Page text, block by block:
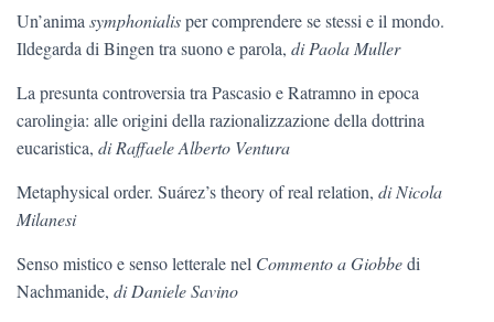
Un’anima symphonialisper comprendere se stessi e il mondo.
Ildegarda di Bingen tra suono e parola, di Paola Muller
La presunta controversia tra Pascasio e Ratramno in epoca
carolingia: alle origini della razionalizzazione della dottrina
eucaristica, di Raffaele Alberto Ventura
Metaphysical order. Suárez’s theory of real relation, di Nicola
Milanesi
Senso mistico e senso letterale nel Commento a Giobbedi
Nachmanide, di Daniele Savino